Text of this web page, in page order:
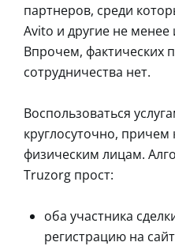
партнеров, среди
Avito и другие не менее
Впрочем, фактических
сотрудничества нет.
Воспользоваться
круглосуточно,
физическим лицам.
Truzorg прост:
оба участника
регистрацию на